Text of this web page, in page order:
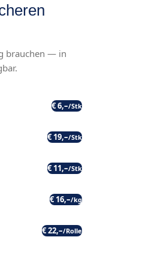
brauchen — in
€ 6,–/Stk
€ 19,–/Stk
€ 11,–/Stk
€ 16,–/kg
€ 22,–/Rolle